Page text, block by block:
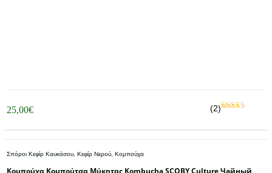
25,00€ (2)
Σπόροι Κεφίρ Καυκάσου, Κεφίρ Νερού, Κομπούχα
Κομπούχα Κομπούτσα Μύκητας Kombucha SCOBY Culture Чайный